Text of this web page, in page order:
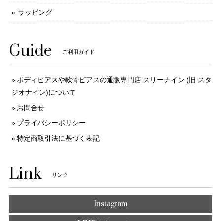
ラッピング
Guide ご利用ガイド
ボディピアスや軟骨ピアスの通販専門店 スリーナイン (旧 スタ
ジオナイン)について
お問合せ
プライバシーポリシー
特定商取引法に基づく表記
Link リンク
Instagram